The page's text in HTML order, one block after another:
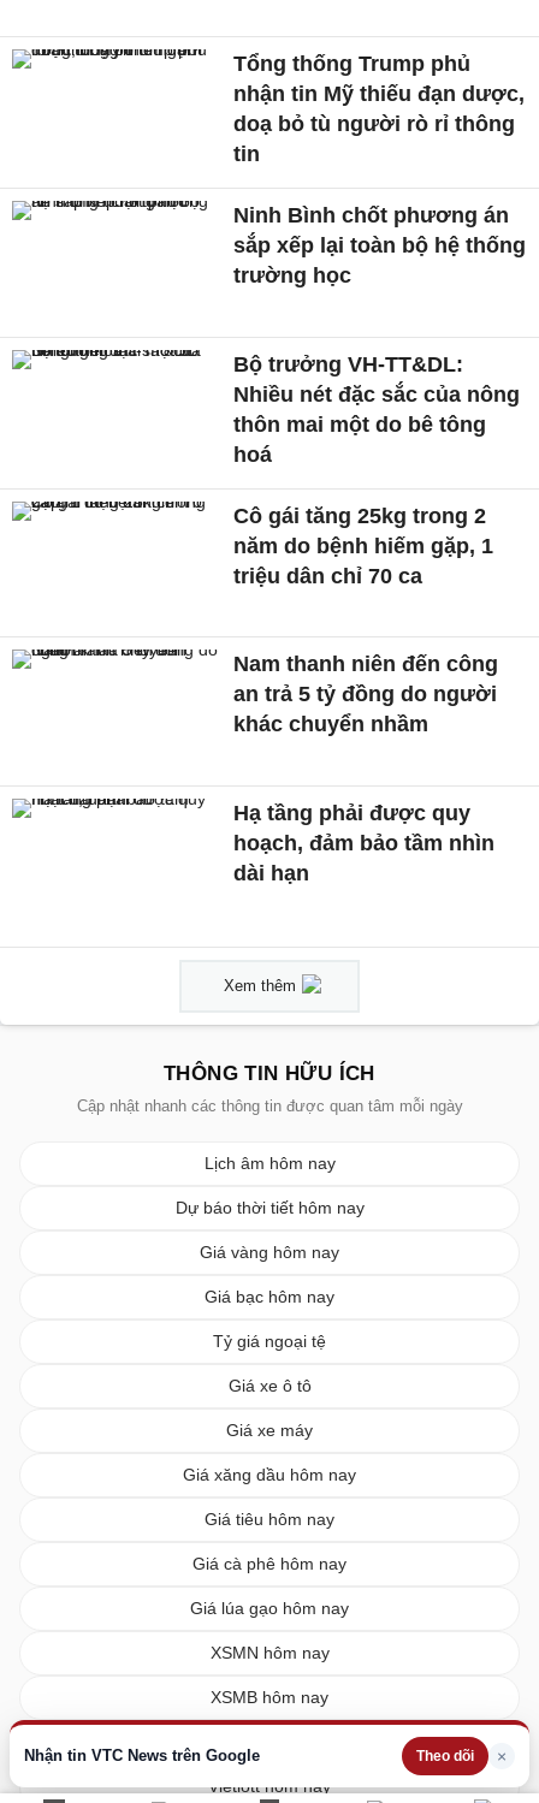
Nhận tin VTC News trên Google Theo dõi ×
Tổng thống Trump phủ
nhận tin Mỹ thiếu đạn dược,
doạ bỏ tù người rò rỉ thông
tin
Ninh Bình chốt phương án
sắp xếp lại toàn bộ hệ thống
trường học
Bộ trưởng VH-TT&DL:
Nhiều nét đặc sắc của nông
thôn mai một do bê tông
hoá
Cô gái tăng 25kg trong 2
năm do bệnh hiếm gặp, 1
triệu dân chỉ 70 ca
Nam thanh niên đến công
an trả 5 tỷ đồng do người
khác chuyển nhầm
Hạ tầng phải được quy
hoạch, đảm bảo tầm nhìn
dài hạn
Xem thêm
THÔNG TIN HỮU ÍCH
Cập nhật nhanh các thông tin được quan tâm mỗi ngày
Lịch âm hôm nay
Dự báo thời tiết hôm nay
Giá vàng hôm nay
Giá bạc hôm nay
Tỷ giá ngoại tệ
Giá xe ô tô
Giá xe máy
Giá xăng dầu hôm nay
Giá tiêu hôm nay
Giá cà phê hôm nay
Giá lúa gạo hôm nay
XSMN hôm nay
XSMB hôm nay
Vietlott hôm nay